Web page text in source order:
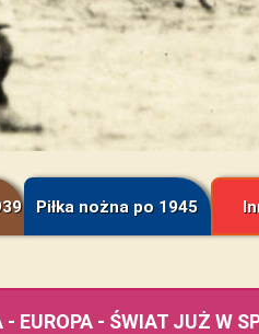
Piłka nożna po 1945
EUROPA - ŚWIAT JUŻ W